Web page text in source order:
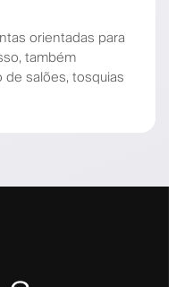
orientadas para
também
salões, tosquias